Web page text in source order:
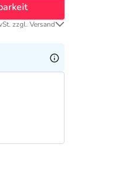
zzgl. Versand